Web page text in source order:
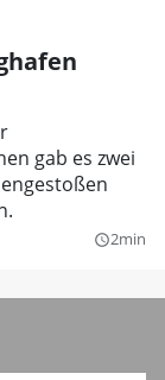
gab es zwei
query_builder2min